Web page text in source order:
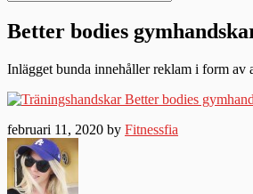
Better bodies
Inlägget bunda innehåller reklam i form av
februari 11, 2020 by Fitnessfia